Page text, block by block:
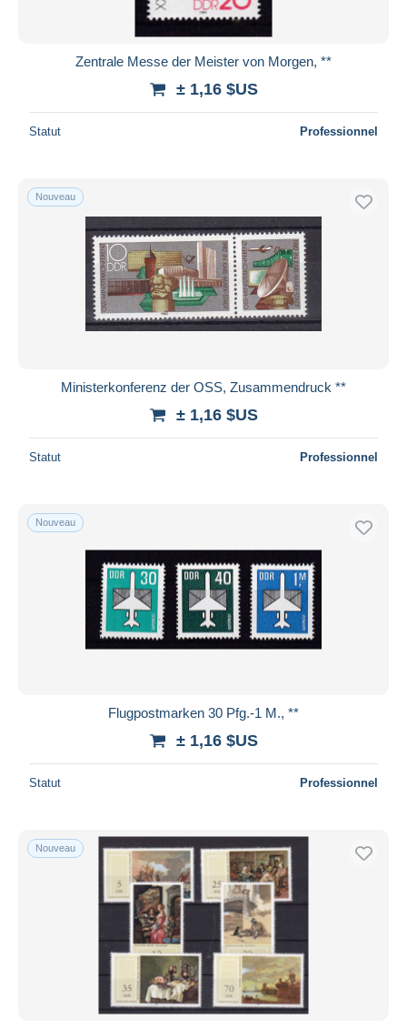
Zentrale Messe der Meister von Morgen, **
± 1,16 $US
Statut Professionnel
Nouveau
Ministerkonferenz der OSS, Zusammendruck **
± 1,16 $US
Statut Professionnel
Nouveau
Flugpostmarken 30 Pfg.-1 M., **
± 1,16 $US
Statut Professionnel
Nouveau